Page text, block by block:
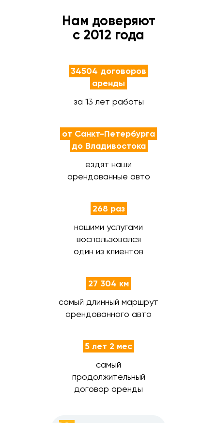
Нам доверяют
с 2012 года
34504 договоров
аренды
за 13 лет работы
от Санкт-Петербурга
до Владивостока
ездят наши
арендованные авто
268 раз
нашими услугами
воспользовался
один из клиентов
27 304 км
самый длинный маршрут
арендованного авто
5 лет 2 мес
самый
продолжительный
договор аренды